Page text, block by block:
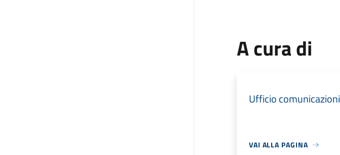
A cura di
Ufficio comunicazioni
VAI ALLA PAGINA